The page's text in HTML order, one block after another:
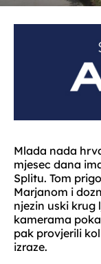
Mlada nada
mjesec dana
Splitu. Tom
Marjanom i
njezin uski krug
kamerama
pak provjerili
izraze.